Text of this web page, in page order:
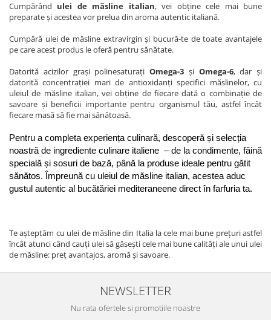
Cumpărând ulei de măsline italian, vei obţine cele mai bune
preparate şi acestea vor prelua din aroma autentic italiană.
Cumpără ulei de măsline extravirgin şi bucură-te de toate avantajele
pe care acest produs le oferă pentru sănătate.
Datorită acizilor graşi polinesaturaţi Omega-3 şi Omega-6, dar şi
datorită concentraţiei mari de antioxidanţi specifici măslinelor, cu
uleiul de măsline italian, vei obţine de fiecare dată o combinaţie de
savoare şi beneficii importante pentru organismul tău, astfel încât
fiecare masă să fie mai sănătoasă.
Pentru a completa experiența culinară, descoperă și selecția
noastră de ingrediente culinare italiene – de la condimente, făină
specială și sosuri de bază, până la produse ideale pentru gătit
sănătos. Împreună cu uleiul de măsline italian, acestea aduc
gustul autentic al bucătăriei mediteraneene direct în farfuria ta.
Te așteptăm cu ulei de măsline din Italia la cele mai bune prețuri astfel
încât atunci când cauți ulei să găsești cele mai bune calități ale unui ulei
de măsline: preț avantajos, aromă și savoare.
NEWSLETTER
Nu rata ofertele si promotiile noastre